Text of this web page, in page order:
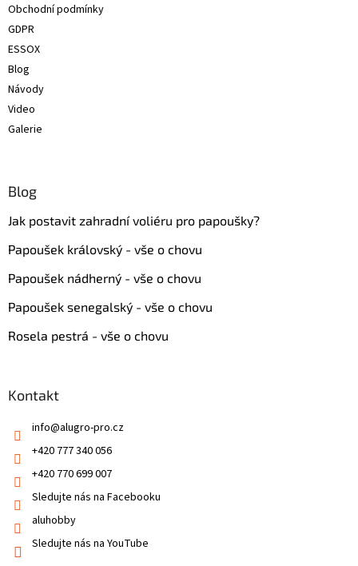
Obchodní podmínky
GDPR
ESSOX
Blog
Návody
Video
Galerie
Blog
Jak postavit zahradní voliéru pro papoušky?
Papoušek královský - vše o chovu
Papoušek nádherný - vše o chovu
Papoušek senegalský - vše o chovu
Rosela pestrá - vše o chovu
Kontakt
info@alugro-pro.cz
+420 777 340 056
+420 770 699 007
Sledujte nás na Facebooku
aluhobby
Sledujte nás na YouTube